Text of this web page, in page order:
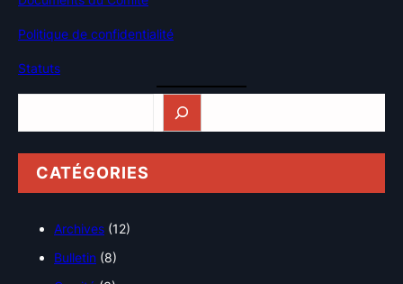
Politique de confidentialité
Statuts
CATÉGORIES
Archives (12)
Bulletin (8)